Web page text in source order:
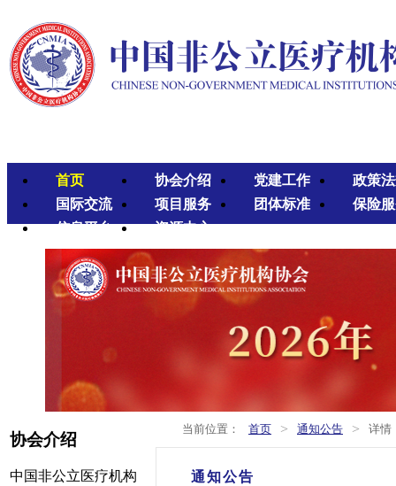
首页 协会介绍 党建工作
政策
国际交流
项目服务 团体标准
保险
信息平台
资源中心
协会介绍
中国非公立医疗机构
当前位置： 首页 > 通知公告 > 详情
通知公告